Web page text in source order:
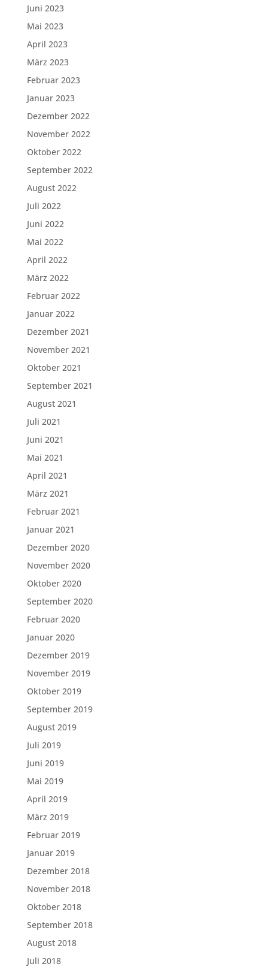
Juni 2023
Mai 2023
April 2023
März 2023
Februar 2023
Januar 2023
Dezember 2022
November 2022
Oktober 2022
September 2022
August 2022
Juli 2022
Juni 2022
Mai 2022
April 2022
März 2022
Februar 2022
Januar 2022
Dezember 2021
November 2021
Oktober 2021
September 2021
August 2021
Juli 2021
Juni 2021
Mai 2021
April 2021
März 2021
Februar 2021
Januar 2021
Dezember 2020
November 2020
Oktober 2020
September 2020
Februar 2020
Januar 2020
Dezember 2019
November 2019
Oktober 2019
September 2019
August 2019
Juli 2019
Juni 2019
Mai 2019
April 2019
März 2019
Februar 2019
Januar 2019
Dezember 2018
November 2018
Oktober 2018
September 2018
August 2018
Juli 2018